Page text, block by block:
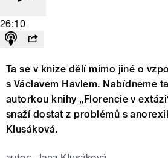
26:10
Ta se v knize dělí mimo jiné o
s Václavem Havlem. Nabídneme
autorkou knihy „Florencie v
snaží dostat z problémů s
Klusáková.